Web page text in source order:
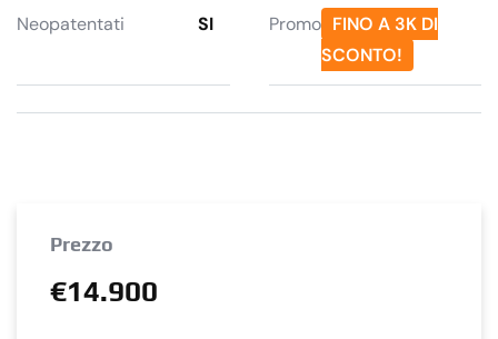
Neopatentati SI Promo FINO A 3K DI
SCONTO!
Prezzo
€14.900